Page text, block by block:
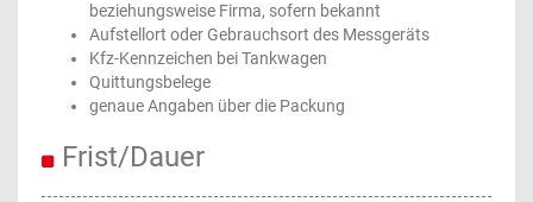
beziehungsweise Firma, sofern bekannt
Aufstellort oder Gebrauchsort des Messgeräts
Kfz-Kennzeichen bei Tankwagen
Quittungsbelege
genaue Angaben über die Packung
Frist/Dauer